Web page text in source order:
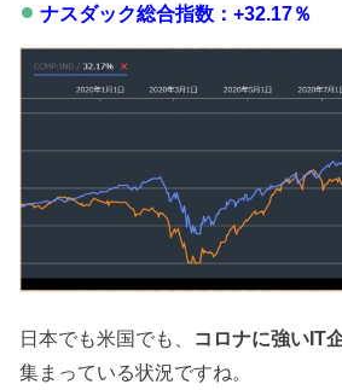
ナスダック総合指数：+32.17％
日本でも米国でも、 コロナに強いIT
集まっている状況ですね。